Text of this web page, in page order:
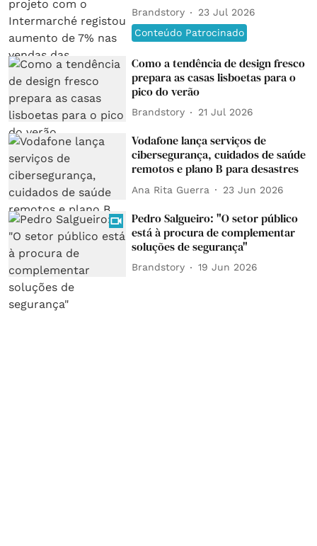
Brandstory
23 Jul 2026
Conteúdo Patrocinado
Como a tendência de design fresco
prepara as casas lisboetas para o
pico do verão
Brandstory 21 Jul 2026
Vodafone lança serviços de
cibersegurança, cuidados de saúde
remotos e plano B para desastres
Ana Rita Guerra 23 Jun 2026
Pedro Salgueiro: "O setor público
está à procura de complementar
soluções de segurança"
Brandstory 19 Jun 2026